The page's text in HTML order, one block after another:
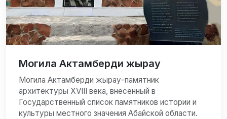
Могила Актамберди жырау
Могила Актамберди жырау-памятник
архитектуры XVIII века, внесенный в
Государственный список памятников истории и
культуры местного значения Абайской области.